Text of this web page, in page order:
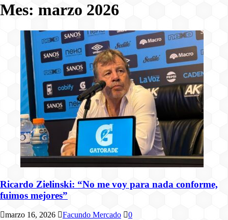
Mes: marzo 2026
Ricardo Zielinski: “No me voy para nada conforme,
fuimos mejores”
marzo 16, 2026 Facundo Mercado
0